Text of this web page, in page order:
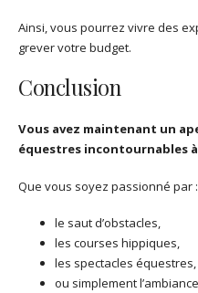
Ainsi, vous pourrez vivre des
grever votre budget.
Conclusion
Vous avez maintenant un
équestres incontournables
Que vous soyez passionné par :
le saut d’obstacles,
les courses hippiques,
les spectacles équestres,
ou simplement